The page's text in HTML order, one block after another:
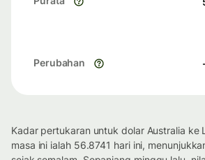
Perubahan
Kadar pertukaran untuk dolar Australia ke
masa ini ialah 56.8741 hari ini,